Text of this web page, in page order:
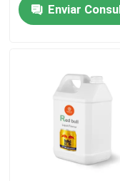
Productos
Viaje de la fábrica
Enviar